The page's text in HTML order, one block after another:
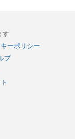
す
ーポリシー
プ